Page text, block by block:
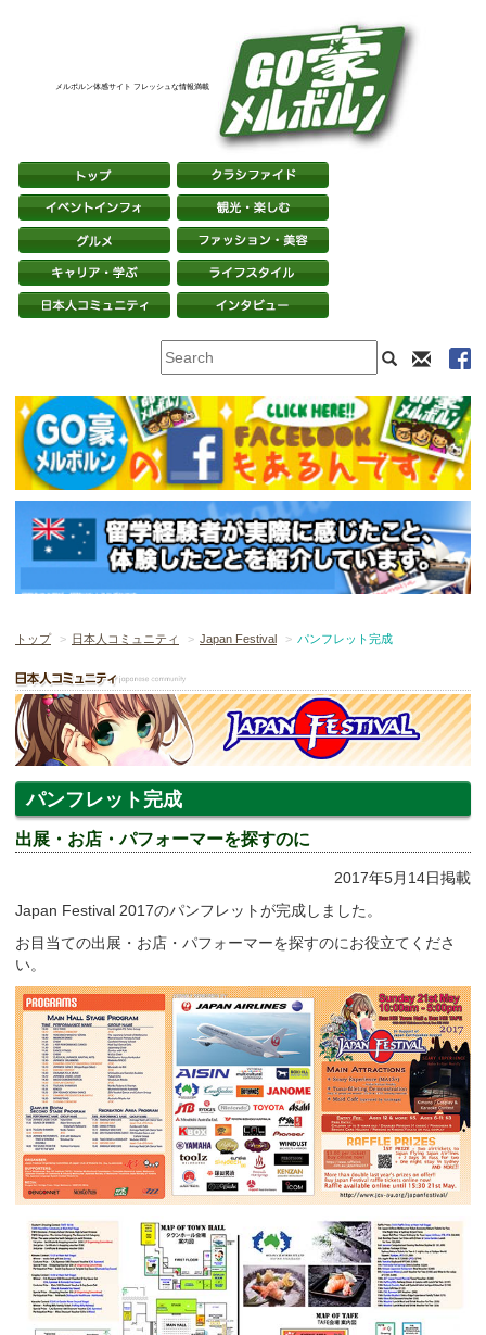
メルボルン体感サイト フレッシュな情報満載
トップ 日本人コミュニティ Japan Festival パンフレット完成
パンフレット完成
出展・お店・パフォーマーを探すのに
2017年5月14日掲載
Japan Festival 2017のパンフレットが完成しました。
お目当ての出展・お店・パフォーマーを探すのにお役立てくださ
い。